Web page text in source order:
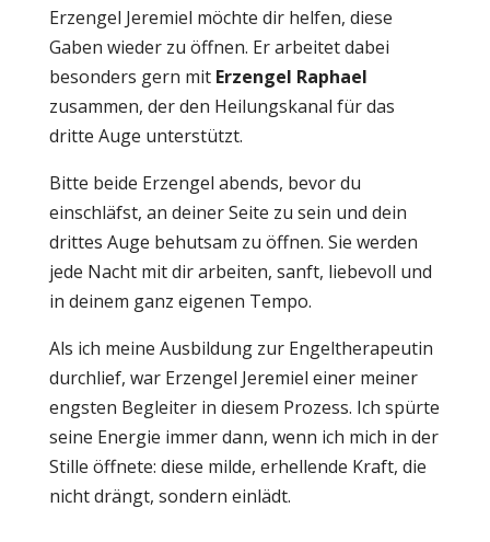
Erzengel Jeremiel möchte dir helfen, diese
Gaben wieder zu öffnen. Er arbeitet dabei
besonders gern mit Erzengel Raphael
zusammen, der den Heilungskanal für das
dritte Auge unterstützt.
Bitte beide Erzengel abends, bevor du
einschläfst, an deiner Seite zu sein und dein
drittes Auge behutsam zu öffnen. Sie werden
jede Nacht mit dir arbeiten, sanft, liebevoll und
in deinem ganz eigenen Tempo.
Als ich meine Ausbildung zur Engeltherapeutin
durchlief, war Erzengel Jeremiel einer meiner
engsten Begleiter in diesem Prozess. Ich spürte
seine Energie immer dann, wenn ich mich in der
Stille öffnete: diese milde, erhellende Kraft, die
nicht drängt, sondern einlädt.